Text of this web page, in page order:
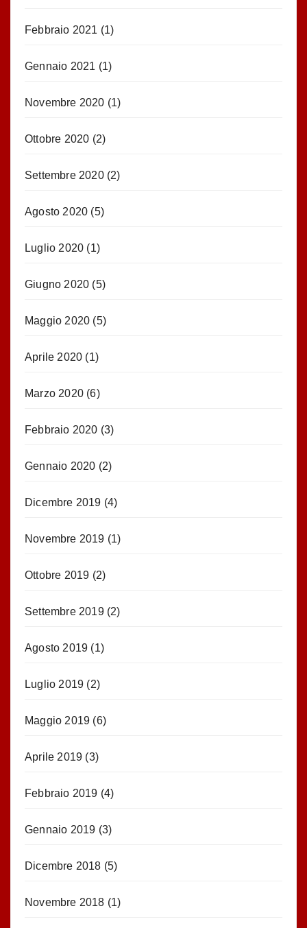
Febbraio 2021 (1)
Gennaio 2021 (1)
Novembre 2020 (1)
Ottobre 2020 (2)
Settembre 2020(2)
Agosto 2020 (5)
Luglio 2020 (1)
Giugno 2020 (5)
Maggio 2020 (5)
Aprile 2020 (1)
Marzo 2020 (6)
Febbraio 2020 (3)
Gennaio 2020 (2)
Dicembre 2019 (4)
Novembre 2019 (1)
Ottobre 2019 (2)
Settembre 2019(2)
Agosto 2019 (1)
Luglio 2019 (2)
Maggio 2019 (6)
Aprile 2019 (3)
Febbraio 2019 (4)
Gennaio 2019 (3)
Dicembre 2018 (5)
Novembre 2018 (1)